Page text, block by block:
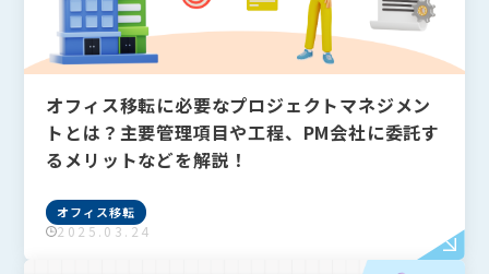
オフィス移転に必要なプロジェクトマネジメン
トとは？主要管理項目や工程、PM会社に委託す
るメリットなどを解説！
オフィス移転
2025.03.24